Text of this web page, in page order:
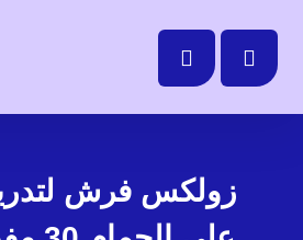
زولكس فرش